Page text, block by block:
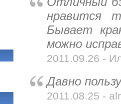
нравится
Бывает
можно
2011.09.26 -
Давно
2011.08.25 -